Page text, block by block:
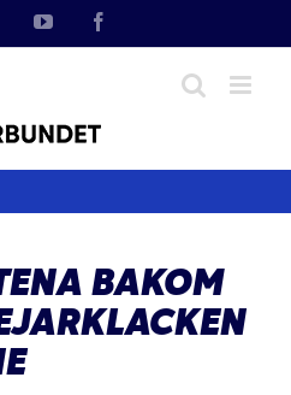
YouTube
BAKOM